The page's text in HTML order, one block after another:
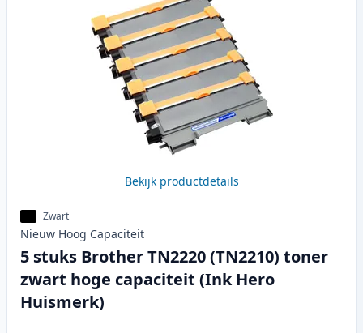
Bekijk productdetails
Zwart
Nieuw Hoog Capaciteit
5 stuks Brother TN2220 (TN2210) toner
zwart hoge capaciteit (Ink Hero
Huismerk)